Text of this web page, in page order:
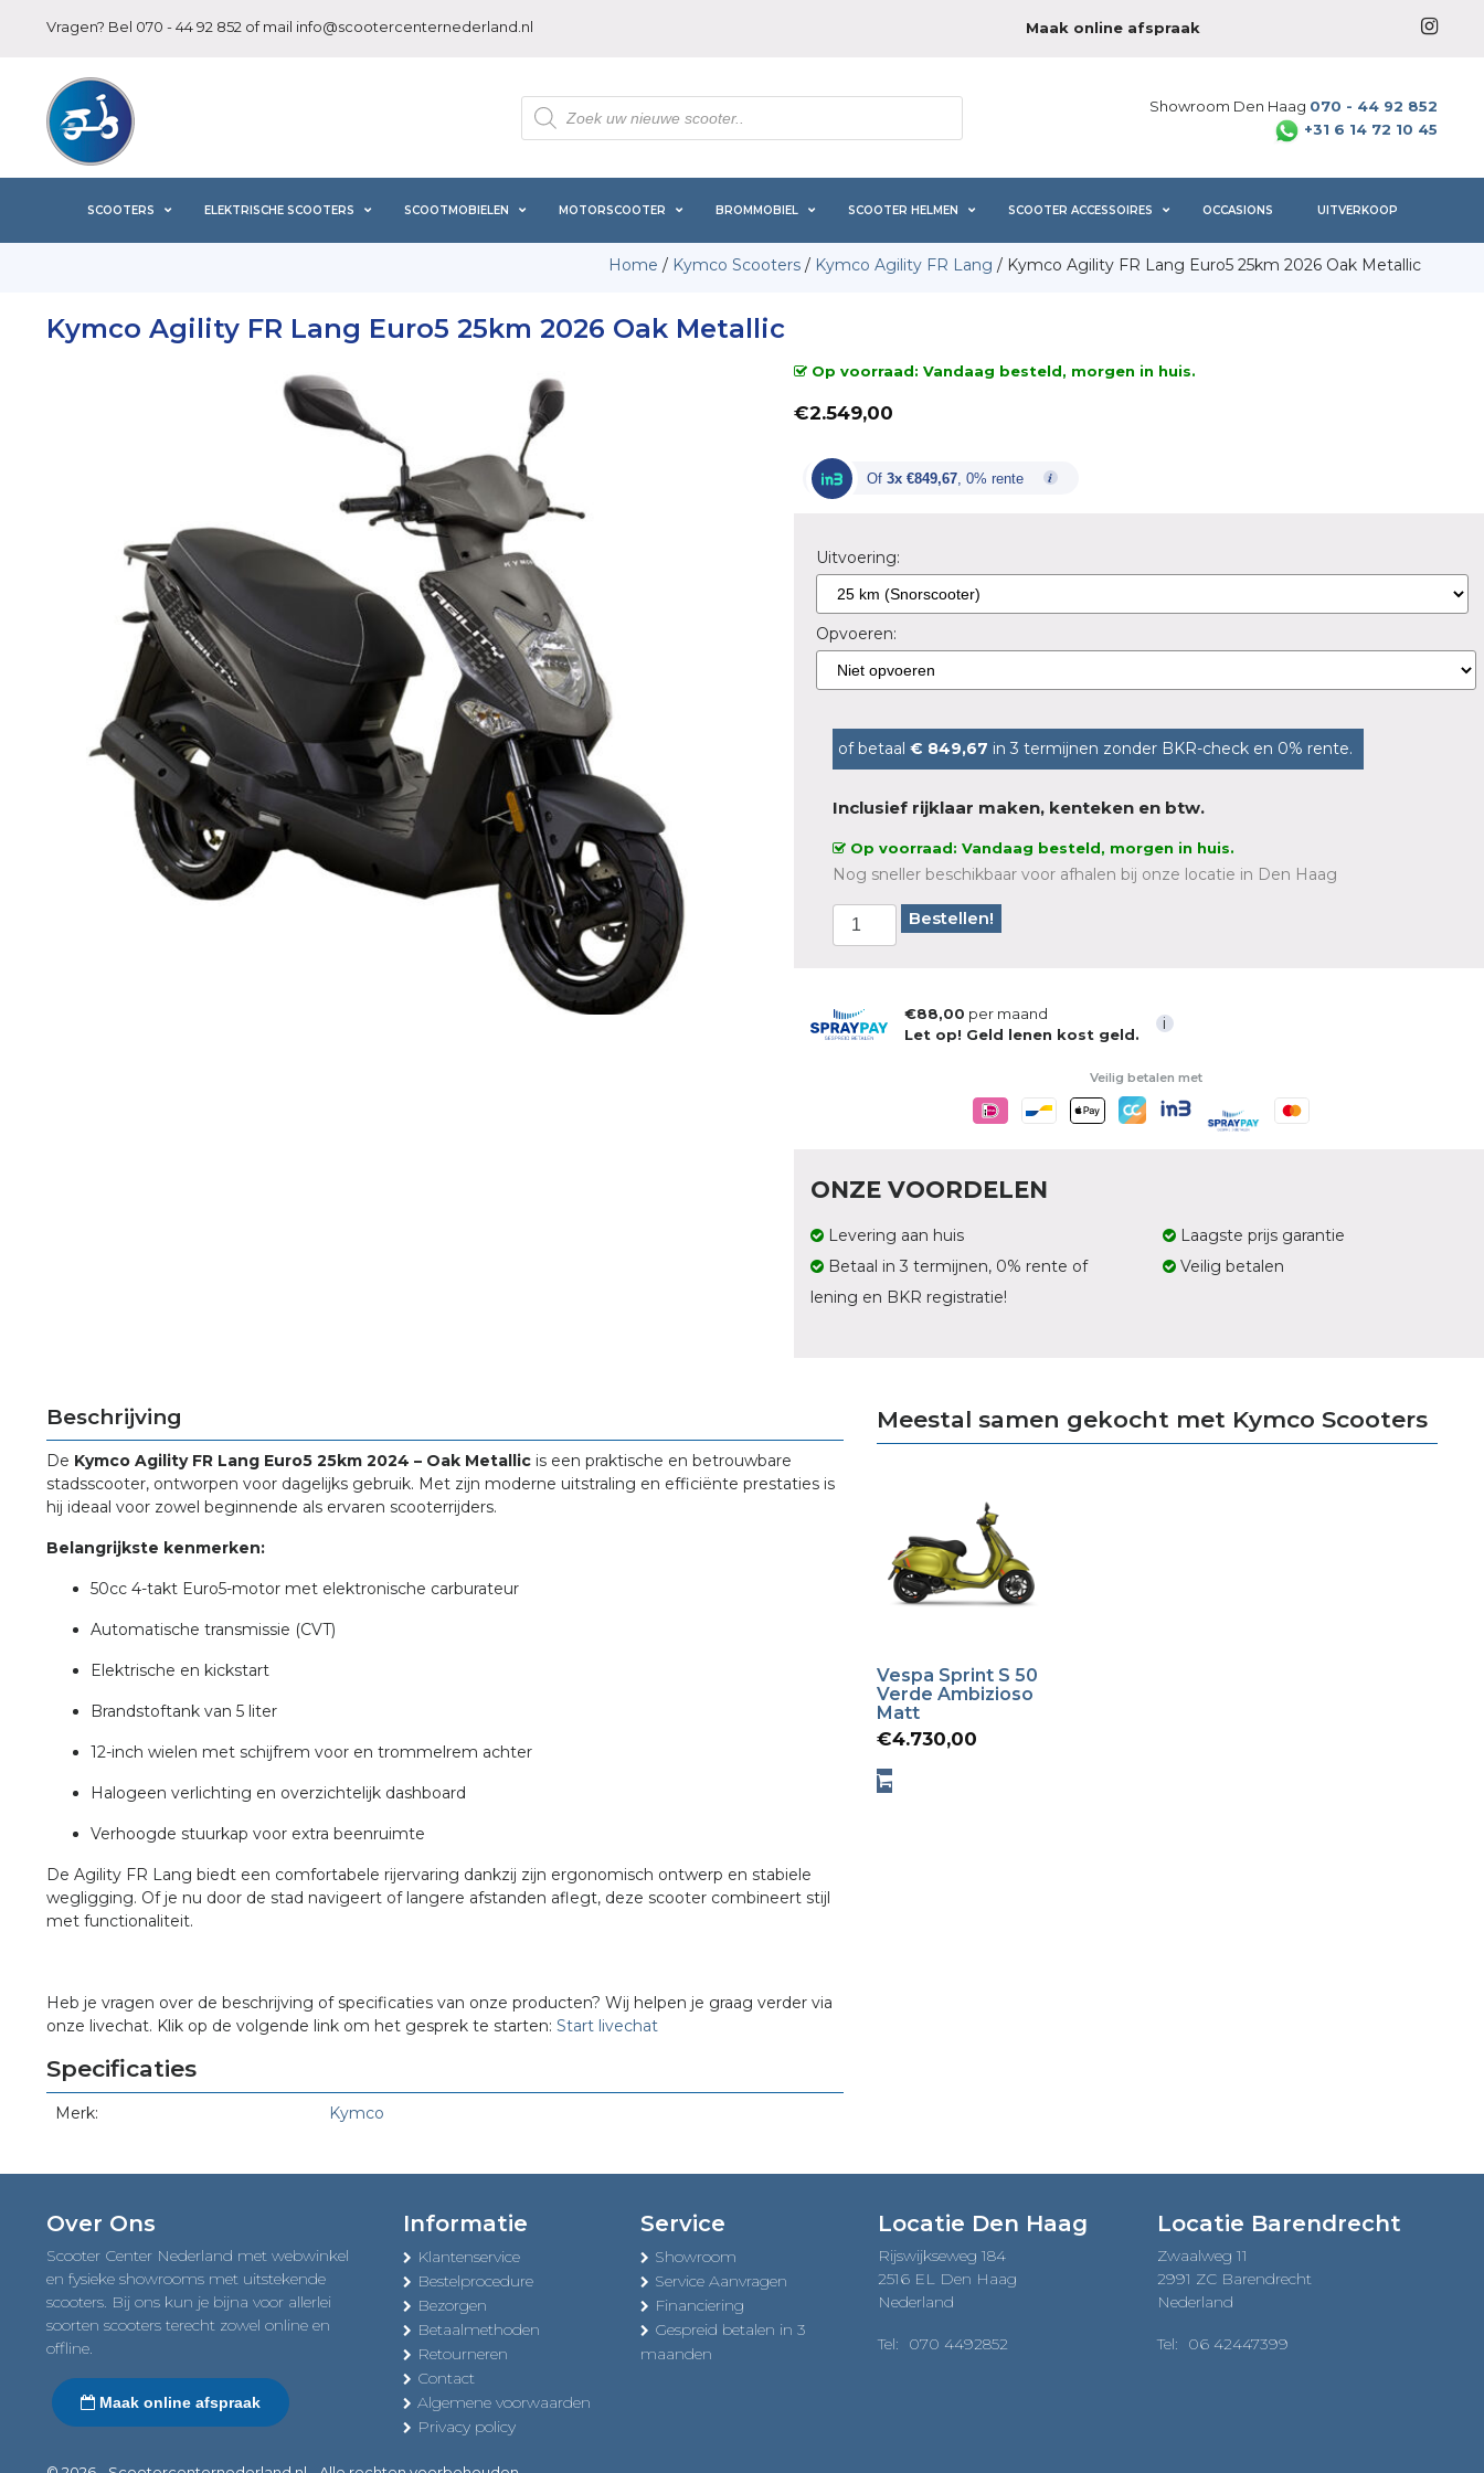
Vragen? Bel 070 - 44 92 852 of mail info@scootercenternederland.nl Maak online afspraak
Producten
zoeken
Showroom Den Haag 070 - 44 92 852
+31 6 14 72 10 45
SCOOTERS ELEKTRISCHE SCOOTERS SCOOTMOBIELEN MOTORSCOOTER BROMMOBIEL SCOOTER HELMEN SCOOTER ACCESSOIRES OCCASIONS UITVERKOOP
Home / Kymco Scooters / Kymco Agility FR Lang / Kymco Agility FR Lang Euro5 25km 2026 Oak Metallic
Kymco Agility FR Lang Euro5 25km 2026 Oak Metallic
Op voorraad: Vandaag besteld, morgen in huis.
€2.549,00
Of 3x €849,67, 0% rente
Uitvoering:
Opvoeren:
of betaal € 849,67 in 3 termijnen zonder BKR-check en 0% rente.
Inclusief rijklaar maken, kenteken en btw.
Op voorraad: Vandaag besteld, morgen in huis.
Nog sneller beschikbaar voor afhalen bij onze locatie in Den Haag
Bestellen!
€88,00 per maand
Let op! Geld lenen kost geld.
i
Veilig betalen met
ONZE VOORDELEN
Levering aan huis
Betaal in 3 termijnen, 0% rente of
lening en BKR registratie!
Laagste prijs garantie
Veilig betalen
Beschrijving
De Kymco Agility FR Lang Euro5 25km 2024 – Oak Metallic is een praktische en betrouwbare
stadsscooter, ontworpen voor dagelijks gebruik. Met zijn moderne uitstraling en efficiënte prestaties is
hij ideaal voor zowel beginnende als ervaren scooterrijders.
Belangrijkste kenmerken:
50cc 4-takt Euro5-motor met elektronische carburateur
Automatische transmissie (CVT)
Elektrische en kickstart
Brandstoftank van 5 liter
12-inch wielen met schijfrem voor en trommelrem achter
Halogeen verlichting en overzichtelijk dashboard
Verhoogde stuurkap voor extra beenruimte
De Agility FR Lang biedt een comfortabele rijervaring dankzij zijn ergonomisch ontwerp en stabiele
wegligging. Of je nu door de stad navigeert of langere afstanden aflegt, deze scooter combineert stijl
met functionaliteit.
Heb je vragen over de beschrijving of specificaties van onze producten? Wij helpen je graag verder via
onze livechat. Klik op de volgende link om het gesprek te starten: Start livechat
Specificaties
Merk: Kymco
Meestal samen gekocht met Kymco Scooters
Vespa Sprint S 50
Verde Ambizioso
Matt
€4.730,00
Over Ons
Scooter Center Nederland met webwinkel
en fysieke showrooms met uitstekende
scooters. Bij ons kun je bijna voor allerlei
soorten scooters terecht zowel online en
offline.
Maak online afspraak
Informatie
Klantenservice
Bestelprocedure
Bezorgen
Betaalmethoden
Retourneren
Contact
Algemene voorwaarden
Privacy policy
Service
Showroom
Service Aanvragen
Financiering
Gespreid betalen in 3
maanden
Locatie Den Haag
Rijswijkseweg 184
2516 EL Den Haag
Nederland
Tel: 070 4492852
Locatie Barendrecht
Zwaalweg 11
2991 ZC Barendrecht
Nederland
Tel: 06 42447399